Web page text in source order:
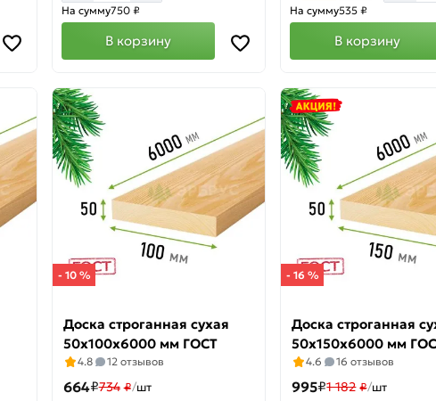
На сумму750 ₽
В корзину
На сумму535 ₽
В корзину
- 10 %
Доска строганная сухая
50х100х6000 мм ГОСТ
4.8 12 отзывов
664₽734 ₽/шт
- 16 %
Доска строганная
50х150х6000 мм
4.6 16 отзывов
995₽1 182 ₽/шт